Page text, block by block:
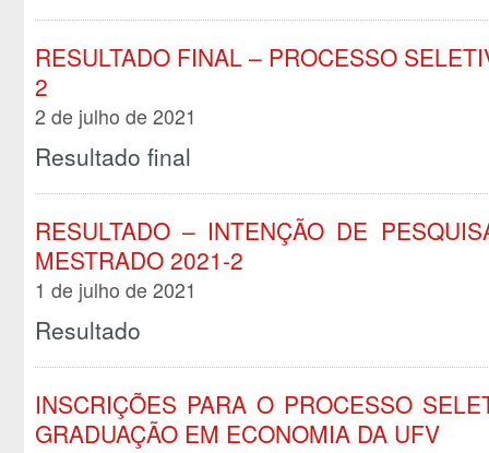
RESULTADO FINAL – PROCESSO
2
2 de julho de 2021
Resultado final
RESULTADO – INTENÇÃO DE
MESTRADO 2021-2
1 de julho de 2021
Resultado
INSCRIÇÕES PARA O PROCESSO
GRADUAÇÃO EM ECONOMIA DA UFV